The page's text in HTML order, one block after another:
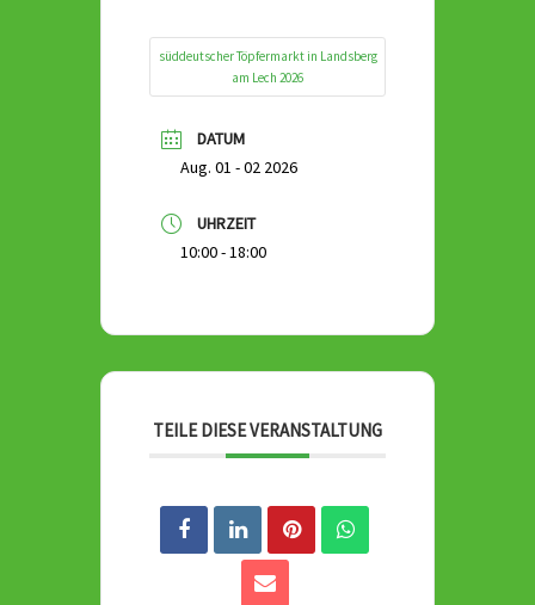
süddeutscher Töpfermarkt in Landsberg
am Lech 2026
DATUM
Aug. 01 - 02 2026
UHRZEIT
10:00 - 18:00
TEILE DIESE VERANSTALTUNG